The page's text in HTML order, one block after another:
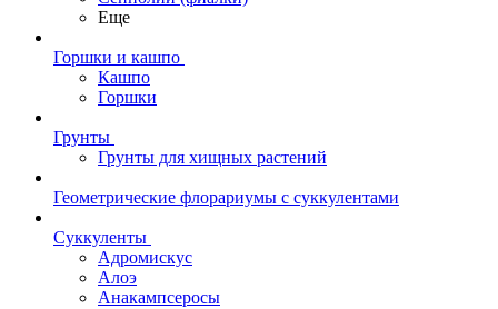
Еще
Горшки и кашпо
Кашпо
Горшки
Грунты
Грунты для хищных растений
Геометрические флорариумы с суккулентами
Суккуленты
Адромискус
Алоэ
Анакампсеросы